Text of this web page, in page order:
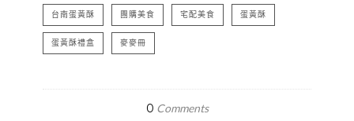
台南蛋黃酥 團購美食 宅配美食 蛋黃酥
蛋黃酥禮盒 麥麥冊
0 Comments